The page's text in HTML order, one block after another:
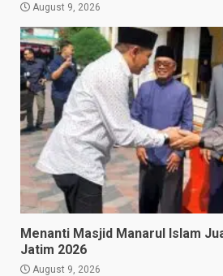
August 9, 2026
Menanti Masjid Manarul Islam
Jatim 2026
August 9, 2026